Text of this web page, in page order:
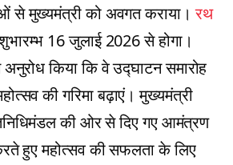
से मुख्यमंत्री को अवगत कराया। रथ
16 जुलाई 2026 से होगा।
किया कि वे उद्घाटन समारोह
की गरिमा बढ़ाएं। मुख्यमंत्री
की ओर से दिए गए आमंत्रण
हुए महोत्सव की सफलता के लिए